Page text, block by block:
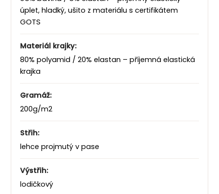
úplet, hladký, ušito z materiálu s certifikátem
GOTS
Materiál krajky:
80% polyamid / 20% elastan – příjemná elastická
krajka
Gramáž:
200g/m2
Střih:
lehce projmutý v pase
Výstřih:
lodičkový